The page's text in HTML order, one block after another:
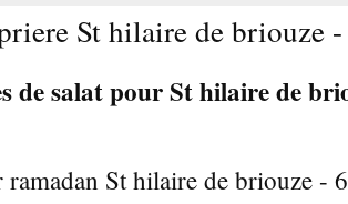
St hilaire de briouze
de salat pour St hilaire de
ramadan St hilaire de briouze -